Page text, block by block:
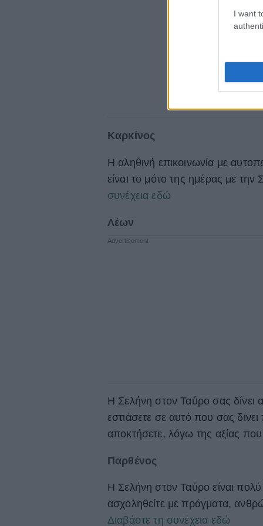
I want
Καρκίνος
Η αληθινή επικοινωνία με
είναι το μότο της ημέρας με
συνέχεια εδώ
Λέων
Η Σελήνη στον Ταύρο σας δίνει
εστιάσετε σε αυτό που σας
αποκτήσετε, λόγω της αξίας που
Παρθένος
Η Σελήνη στον Ταύρο είναι
ασχοληθείτε με πράγματα,
Διαβάστε τη συνέχεια εδώ